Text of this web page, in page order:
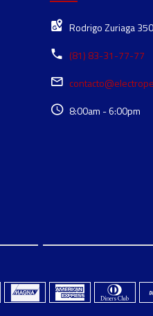
Rodrigo Zuriaga
(81) 83-31-77-77
8:00am - 6:00pm